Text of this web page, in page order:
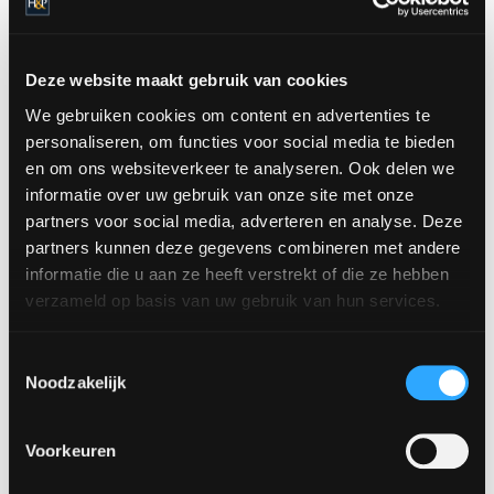
Deze website maakt gebruik van cookies
We gebruiken cookies om content en advertenties te
personaliseren, om functies voor social media te bieden
en om ons websiteverkeer te analyseren. Ook delen we
informatie over uw gebruik van onze site met onze
partners voor social media, adverteren en analyse. Deze
partners kunnen deze gegevens combineren met andere
informatie die u aan ze heeft verstrekt of die ze hebben
verzameld op basis van uw gebruik van hun services.
Noodzakelijk
Voorkeuren